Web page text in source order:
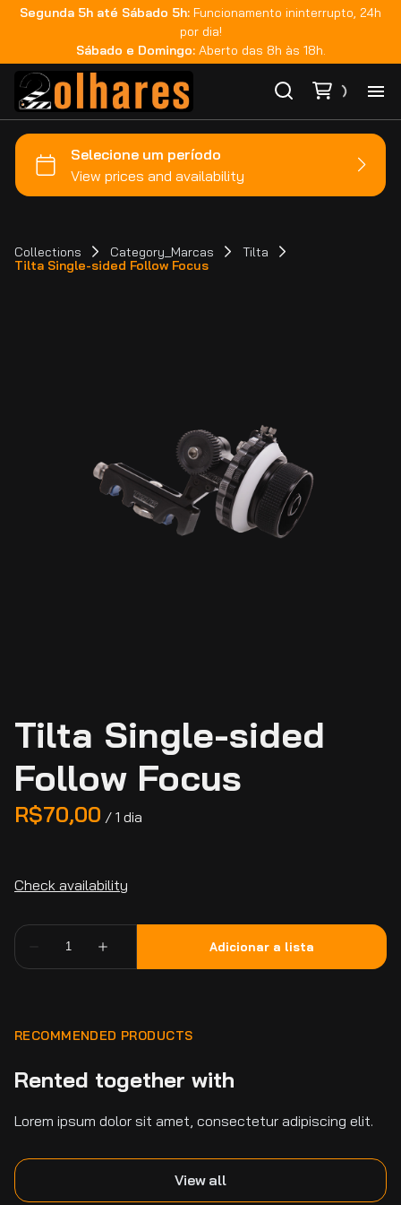
Segunda 5h até Sábado 5h: Funcionamento ininterrupto, 24h
por dia!
Sábado e Domingo: Aberto das 8h às 18h.
Collections Category_Marcas
Tilta
Tilta Single-sided Follow Focus
Tilta Single-sided
Follow Focus
/
RECOMMENDED PRODUCTS
Rented together with
Lorem ipsum dolor sit amet, consectetur adipiscing elit.
View all